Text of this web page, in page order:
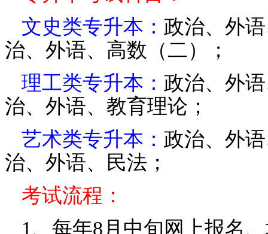
文史类专升本： 政治、外
治、外语、高数（二）
；
理工类专升本： 政治、外
治、外语、教育理论 ；
艺术类专升本： 政治、外
治、外语、民法 ；
考试流程：
1、每年8月中旬网上报名